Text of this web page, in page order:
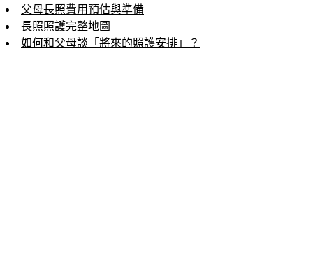
父母長照費用預估與準備
長照照護完整地圖
如何和父母談「將來的照護安排」？